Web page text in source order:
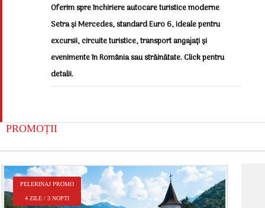
Oferim spre închiriere autocare turistice moderne
Setra și Mercedes, standard Euro 6, ideale pentru
excursii, circuite turistice, transport angajați și
evenimente în România sau străinătate. Click pentru
detalii.
PROMOȚII
PELERINAJ PROMO
4 ZILE / 3 NOPTI